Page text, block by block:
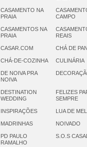
CASAMENTO NA
PRAIA
CAMPO
CASAMENTOS NA
PRAIA
REAIS
CASAR.COM CHÁ DE
CHÁ-DE-COZINHA CULINÁRIA
DE NOIVA PRA
NOIVA
DESTINATION
WEDDING
FELIZES
SEMPRE
INSPIRAÇÕES LUA DE MEL
MADRINHAS NOIVADO
PD PAULO
RAMALHO
S.O.S